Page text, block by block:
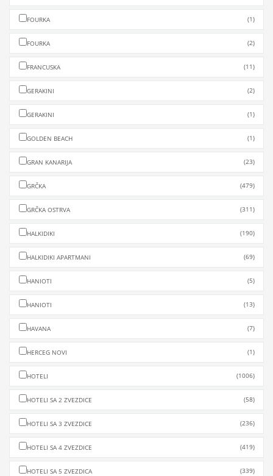
FOURKA (1)
FOURKA (2)
FRANCUSKA (11)
GERAKINI (2)
GERAKINI (1)
GOLDEN BEACH (1)
GRAN KANARIJA (23)
GRČKA (479)
GRČKA OSTRVA (311)
HALKIDIKI (190)
HALKIDIKI APARTMANI (69)
HANIOTI (5)
HANIOTI (13)
HAVANA (7)
HERCEG NOVI (1)
HOTELI (1006)
HOTELI SA 2 ZVEZDICE (58)
HOTELI SA 3 ZVEZDICE (236)
HOTELI SA 4 ZVEZDICE (419)
HOTELI SA 5 ZVEZDICA (339)